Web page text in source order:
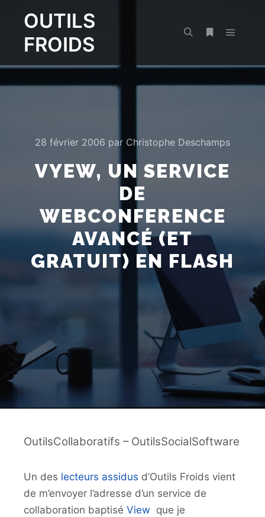
OUTILS
FROIDS
28 février 2006 par Christophe Deschamps
VYEW, UN SERVICE
DE
WEBCONFERENCE
AVANCÉ (ET
GRATUIT) EN FLASH
OutilsCollaboratifs – OutilsSocialSoftware
Un des lecteurs assidus d’Outils Froids vient
de m’envoyer l’adresse d’un service de
collaboration baptisé View que je